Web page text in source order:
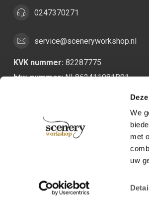
We
met
uw
0247370271
service@sceneryworkshop.nl
KVK nummer: 82287775
btw-nummer:NL862411981B01